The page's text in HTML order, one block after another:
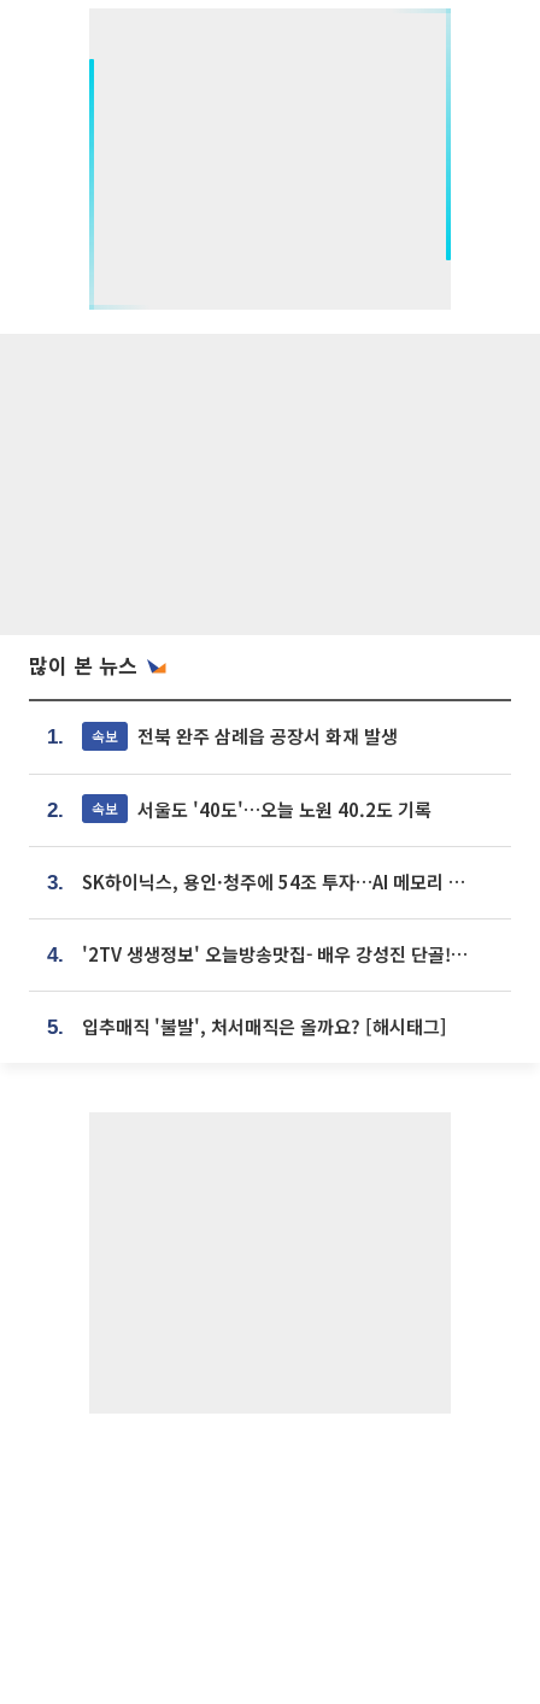
많이 본 뉴스
1. 속보 전북 완주 삼례읍 공장서 화재 발생
2. 속보 서울도 '40도'…오늘 노원 40.2도 기록
3. SK하이닉스, 용인·청주에 54조 투자…AI 메모리 생산기지 키운다
4. '2TV 생생정보' 오늘방송맛집- 배우 강성진 단골! 쌀국수ㆍ푸팟퐁 커리 맛집 '블○○○'
5. 입추매직 '불발', 처서매직은 올까요? [해시태그]